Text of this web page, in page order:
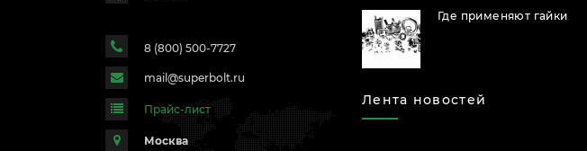
8 (800) 500-7727
mail@superbolt.ru
Прайс-лист
Москва
Где применяют гайки
Лента новостей